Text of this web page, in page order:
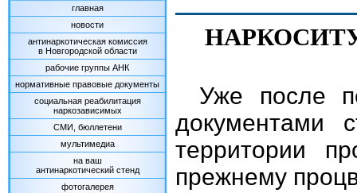
главная
новости
антинаркотическая комиссия
в Новгородской области
рабочие группы АНК
нормативные правовые документы
социальная реабилитация
наркозависимых
СМИ, бюллетени
мультимедиа
на ваш
антинаркотический стенд
фотогалерея
Уже после
документами
территории
прежнему